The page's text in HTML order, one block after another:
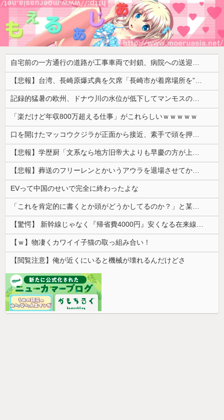
自宅前の一方通行の道路が工事車両で封鎖、病院への送迎のために車をどかして欲しいと作業スタッフに頼むと……
【悲報】台湾、長崎原爆式典を欠席「長崎市が着席場所を”外交団エリア外にあえて配置”した！」 → ﾈｯﾄ「核を持つ中国に屈指した！」「失礼すぎ」「台湾は筋通した！」ｗｗｗｗｗ
記録的猛暑の欧州、ドナウ川の水位が低下してマンモスの骨や沈没したドイツ軍の戦艦が出現
「楽だけど年収800万超える仕事」がこれらしいｗｗｗｗｗ
口を開けたマッコウクジラが正面から接近、素手で頭を押し返すダイバー「まだ子どもで、変な魚が何なのか確かめてるだけ」【海外の反応】
【悲報】学歴厨「文系なら地方旧帝大よりも早慶の方が上！」←これｗｗｗｗ
【悲報】葬送のフリーレンとかいうアウラを退場させてから駄作になった作品ｗｗｗｗｗ
EVって中国のせいで完全に終わったよな
「これを肯定的に書くとか頭がどうかしてるのか？」と某メディアの焚書称賛記事にツッコミ殺到、自分で本屋を作るとかそういう話かと思ったら……
【驚愕】 新幹線じゃなく『帰省費4000円』安くなる在来線で帰省した結果ｗｗｗｗｗ
【ｗ】物凄くカワイイ子猫の取っ組み合い！
【閲覧注意】俺が近くにいると機械が壊れるんだけどさ